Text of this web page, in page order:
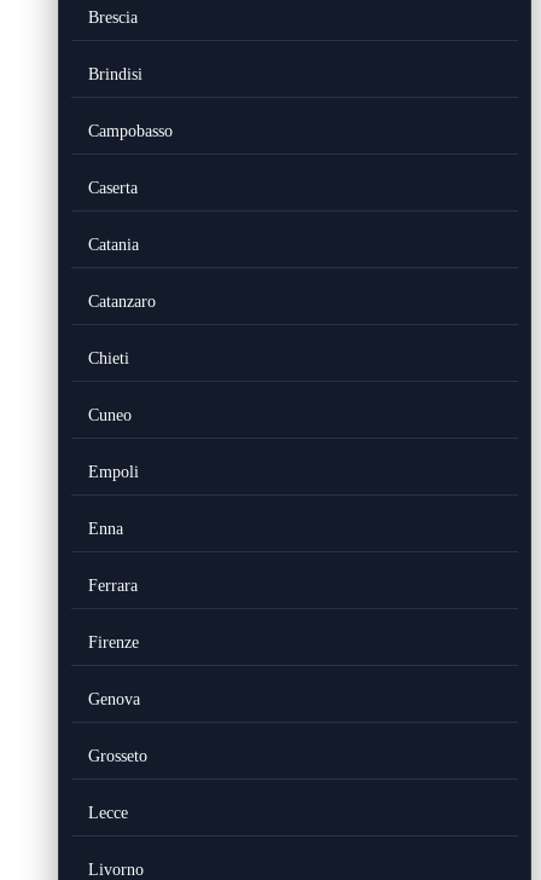
Brescia
Brindisi
Campobasso
Caserta
Catania
Catanzaro
Chieti
Cuneo
Empoli
Enna
Ferrara
Firenze
Genova
Grosseto
Lecce
Livorno